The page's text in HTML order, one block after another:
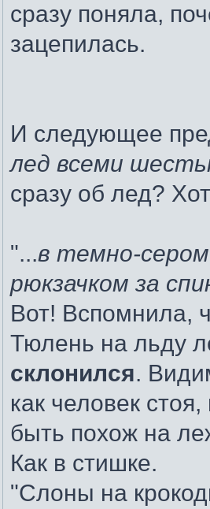
сразу поняла,
зацепилась.
И следующее
лед всеми
сразу об лед?
"...в темно-
рюкзачком за
Вот! Вспомнила,
Тюлень на льду
cклонился.
как человек
быть похож на
Как в стишке.
"Слоны на